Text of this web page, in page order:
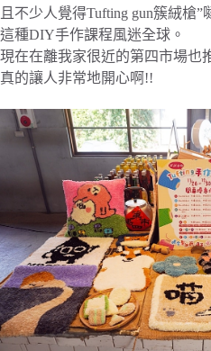
且不少人覺得Tufting gun簇絨槍”
這種DIY手作課程風迷全球。
現在在離我家很近的第四市場也
真的讓人非常地開心啊!!